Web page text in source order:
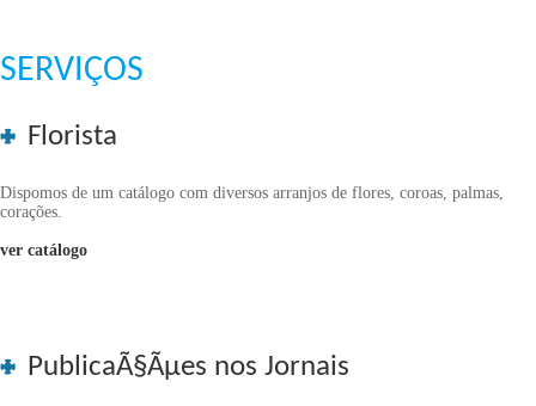
SERVIÇOS
Florista
Dispomos de um catálogo com diversos arranjos de flores, coroas, palmas,
corações.
ver catálogo
PublicaÃ§Ãµes nos Jornais